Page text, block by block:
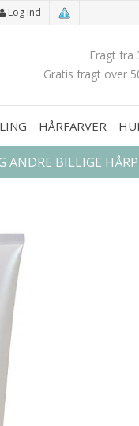
Log ind
Fragt fra
Gratis fragt over
HÅRFARVER
ANDRE BILLIGE